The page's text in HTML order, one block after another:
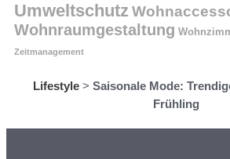
Umweltschutz
Wohnraumgestaltung
Zeitmanagement
Lifestyle > Saisonale Mode:
Frühling